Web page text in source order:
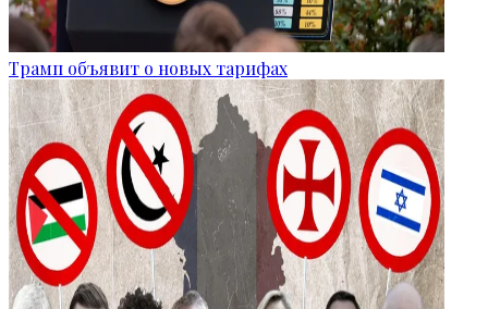
Трамп объявит о новых тарифах